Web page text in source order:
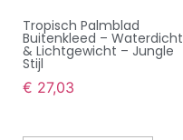
Tropisch Palmblad
Buitenkleed – Waterdicht
& Lichtgewicht – Jungle
Stijl
€ 27,03